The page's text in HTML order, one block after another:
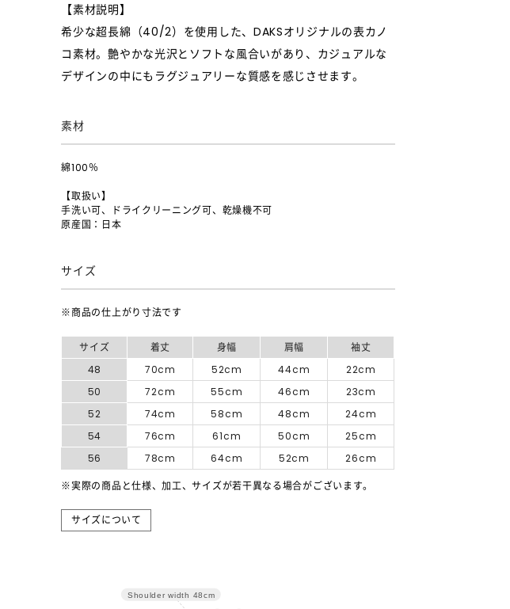
【素材説明】
希少な超長綿（40/2）を使用した、DAKSオリジナルの表カノ
コ素材。艶やかな光沢とソフトな風合いがあり、カジュアルな
デザインの中にもラグジュアリーな質感を感じさせます。
素材
綿100％
【取扱い】
手洗い可、ドライクリーニング可、乾燥機不可
原産国：日本
サイズ
※商品の仕上がり寸法です
サイズ 着丈 身幅 肩幅
袖丈
48
70cm 52cm 44cm
22cm
50
72cm 55cm 46cm
23cm
52
74cm 58cm 48cm
24cm
54
76cm 61cm 50cm
25cm
56
78cm 64cm 52cm 26cm
※実際の商品と仕様、加工、サイズが若干異なる場合がございます。
サイズについて
Shoulder width 48cm